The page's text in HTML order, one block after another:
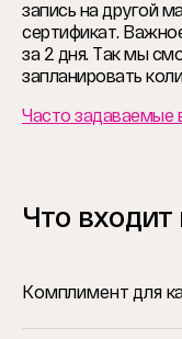
запись на другой
сертификат.
за 2 дня. Так мы
запланировать
Часто задаваемые
Что
Комплимент для